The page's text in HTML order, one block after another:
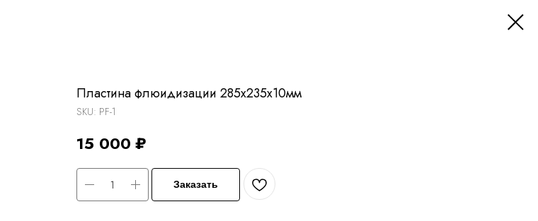
Пластина флюидизации 285х235х10мм
SKU: PF-1
15 000 ₽
Заказать